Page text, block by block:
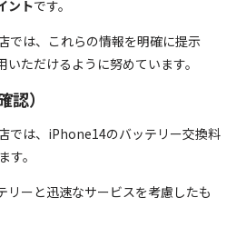
ントです。
では、これらの情報を明確に提示
ただけるように努めています。
）
では、iPhone14のバッテリー交換料
す。
リーと迅速なサービスを考慮したも